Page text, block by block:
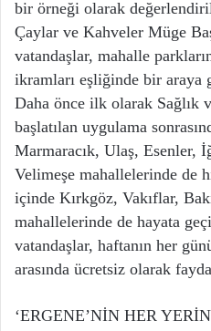
bir örneği olarak
Çaylar ve Kahveler Müge
vatandaşlar, mahalle
ikramları eşliğinde bir araya
Daha önce ilk olarak Sağlık
başlatılan uygulama
Marmaracık, Ulaş, Esenler,
Velimeşe mahallelerinde de
içinde Kırkgöz, Vakıflar,
mahallelerinde de hayata
vatandaşlar, haftanın her
arasında ücretsiz olarak
‘ERGENE’NİN HER